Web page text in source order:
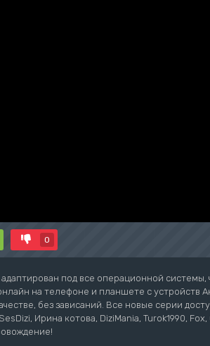
0
под все операционной системы,
на телефоне и планшете с устройств
без зависаний. Все новые серии
Ирина котова, DiziMania, Turok1990,